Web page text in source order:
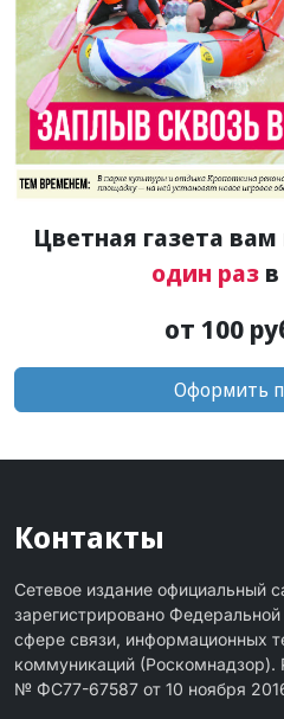
Цветная газета
один разв
от 100
Оформить
Контакты
Сетевое издание официальный
зарегистрировано
сфере связи, информационных
коммуникаций (Роскомнадзор).
№ ФС77-67587 от 10 ноября